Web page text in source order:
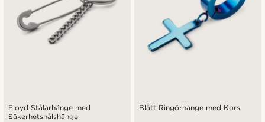
Floyd Stålärhänge med
Säkerhetsnålshänge
Blått Ringörhänge med Kors